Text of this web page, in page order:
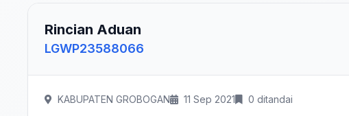
Rincian Aduan
LGWP23588066
KABUPATEN GROBOGAN 11 Sep 2021 0 ditandai